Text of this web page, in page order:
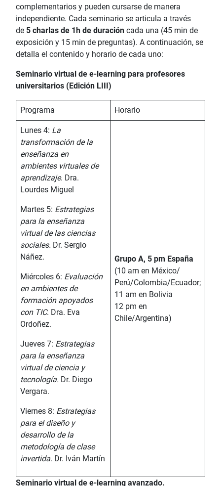
complementarios y pueden cursarse de manera
independiente. Cada seminario se articula a través
de 5 charlas de 1h de duración cada una (45 min de
exposición y 15 min de preguntas). A continuación, se
detalla el contenido y horario de cada uno:
Seminario virtual de e-learning para profesores
universitarios (Edición LIII)
Programa Horario
Lunes 4: La
transformación de la
enseñanza en
ambientes virtuales de
aprendizaje. Dra.
Lourdes Miguel
Martes 5: Estrategias
para la enseñanza
virtual de las ciencias
sociales. Dr. Sergio
Náñez.
Miércoles 6: Evaluación
en ambientes de
formación apoyados
con TIC. Dra. Eva
Ordoñez.
Jueves 7: Estrategias
para la enseñanza
virtual de ciencia y
tecnología. Dr. Diego
Vergara.
Viernes 8: Estrategias
para el diseño y
desarrollo de la
metodología de clase
invertida. Dr. Iván Martín
Grupo A, 5 pm España
(10 am en México/
Perú/Colombia/Ecuador;
11 am en Bolivia
12 pm en
Chile/Argentina)
Seminario virtual de e-learning avanzado.